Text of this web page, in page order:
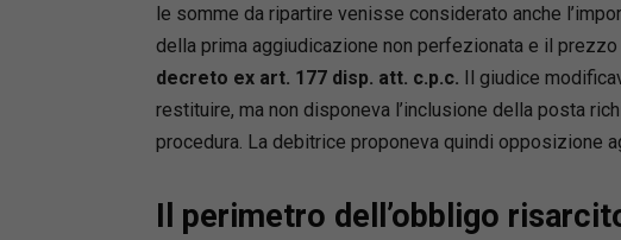
le somme da ripartire venisse considerato anche
della prima aggiudicazione non perfezionata e il
decreto ex art. 177 disp. att. c.p.c. Il giudice
restituire, ma non disponeva l’inclusione della posta
procedura. La debitrice proponeva quindi opposizione
Il perimetro dell’obbligo